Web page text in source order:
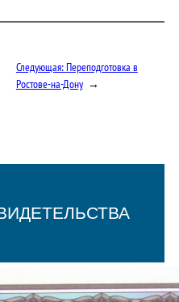
Следующая:Переподготовка в
Ростове-на-Дону →